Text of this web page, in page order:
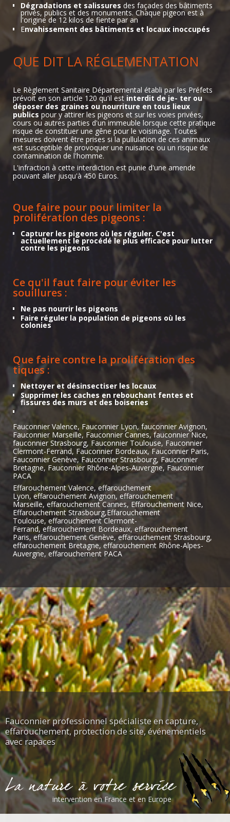
Dégradations et salissures des façades des bâtiments
privés, publics et des monuments. Chaque pigeon est à
l'origine de 12 kilos de fiente par an
Envahissement des bâtiments et locaux inoccupés
QUE DIT LA RÉGLEMENTATION
Le Règlement Sanitaire Départemental établi par les Préfets
prévoit en son article 120 qu'il est interdit de je- ter ou
déposer des graines ou nourriture en tous lieux
publics pour y attirer les pigeons et sur les voies privées,
cours ou autres parties d'un immeuble lorsque cette pratique
risque de constituer une gêne pour le voisinage. Toutes
mesures doivent être prises si la pullulation de ces animaux
est susceptible de provoquer une nuisance ou un risque de
contamination de l'homme.
L'infraction à cette interdiction est punie d'une amende
pouvant aller jusqu'à 450 Euros.
Que faire pour pour limiter la
prolifération des pigeons :
Capturer les pigeons où les réguler. C'est
actuellement le procédé le plus efficace pour lutter
contre les pigeons
Ce qu'il faut faire pour éviter les
souillures :
Ne pas nourrir les pigeons
Faire réguler la population de pigeons où les
colonies
Que faire contre la prolifération des
tiques :
Nettoyer et désinsectiser les locaux
Supprimer les caches en rebouchant fentes et
fissures des murs et des boiseries
Fauconnier Valence, Fauconnier Lyon, fauconnier Avignon,
Fauconnier Marseille, Fauconnier Cannes, fauconnier Nice,
fauconnier Strasbourg, Fauconnier Toulouse, Fauconnier
Clermont-Ferrand, Fauconnier Bordeaux, Fauconnier Paris,
Fauconnier Genève, Fauconnier Strasbourg, Fauconnier
Bretagne, Fauconnier Rhône-Alpes-Auvergne, Fauconnier
PACA
Effarouchement Valence, effarouchement
Lyon, effarouchement Avignon, effarouchement
Marseille, effarouchement Cannes, Effarouchement Nice,
Effarouchement Strasbourg,Effarouchement
Toulouse, effarouchement Clermont-
Ferrand, effarouchement Bordeaux, effarouchement
Paris, effarouchement Genève, effarouchement Strasbourg,
effarouchement Bretagne, effarouchement Rhône-Alpes-
Auvergne, effarouchement PACA
Fauconnier professionnel spécialiste en capture,
effarouchement, protection de site, événementiels
avec rapaces
intervention en France et en Europe